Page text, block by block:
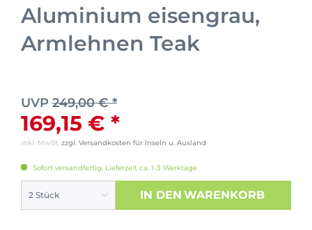
Aluminium eisengrau,
Armlehnen Teak
UVP 249,00 € *
169,15 € *
inkl. MwSt. zzgl. Versandkosten für Inseln u. Ausland
Sofort versandfertig, Lieferzeit ca. 1-3 Werktage
IN DEN WARENKORB